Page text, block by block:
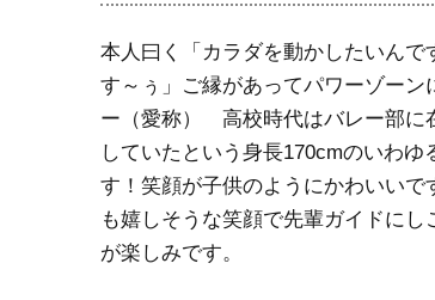
本人曰く「カラダを動かしたいんで
す～ぅ」ご縁があってパワーゾーン
ー（愛称） 高校時代はバレー部に
していたという身長170cmのいわゆ
す！笑顔が子供のようにかわいいで
も嬉しそうな笑顔で先輩ガイドに
が楽しみです。